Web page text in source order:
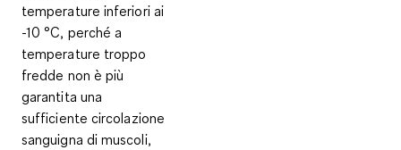
temperature inferiori ai
-10 °C, perché a
temperature troppo
fredde non è più
garantita una
sufficiente circolazione
sanguigna di muscoli,